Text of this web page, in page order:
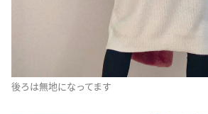
後ろは無地になってます